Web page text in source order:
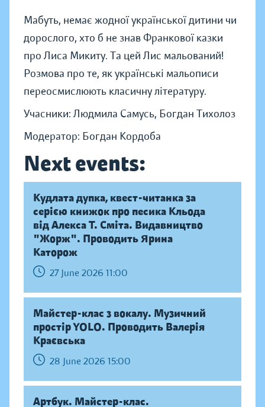
Мабуть, немає жодної української дитини чи
дорослого, хто б не знав Франкової казки
про Лиса Микиту. Та цей Лис мальований!
Розмова про те, як українські мальописи
переосмислюють класичну літературу.
Учасники: Людмила Самусь, Богдан Тихолоз
Модератор: Богдан Кордоба
Next events:
Кудлата дупка, квест-читанка за
серією книжок про песика Кльода
від Алекса Т. Сміта. Видавництво
"Жорж". Проводить Ярина
Каторож
27 June 2026 11:00
Майстер-клас з вокалу. Музичний
простір YOLO. Проводить Валерія
Краєвська
28 June 2026 15:00
Артбук. Майстер-клас.